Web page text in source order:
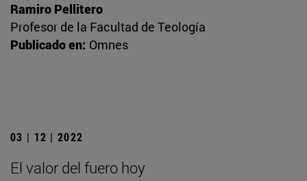
Ramiro Pellitero
Profesor de la Facultad de Teología
Publicado en: Omnes
03 | 12 | 2022
El valor del fuero hoy